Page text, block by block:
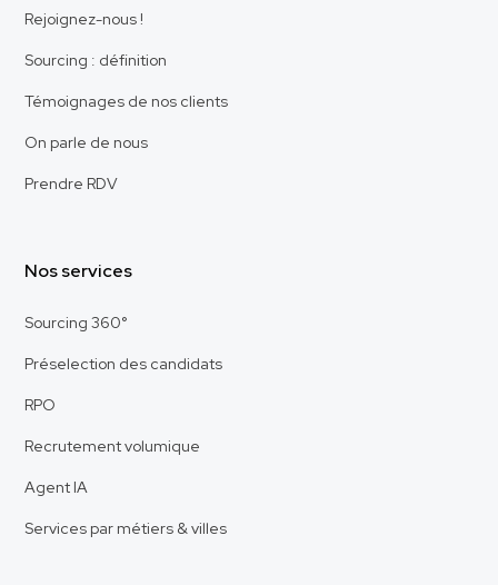
Rejoignez-nous !
Sourcing : définition
Témoignages de nos clients
On parle de nous
Prendre RDV
Nos services
Sourcing 360°
Préselection des candidats
RPO
Recrutement volumique
Agent IA
Services par métiers & villes